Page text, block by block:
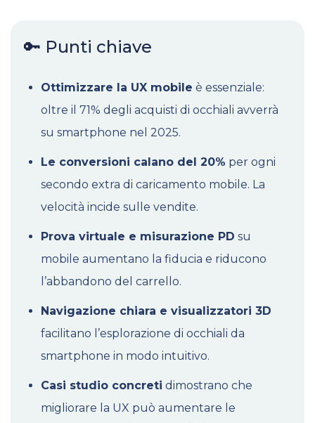
🔑 Punti chiave
Ottimizzare la UX mobile è essenziale:
oltre il 71% degli acquisti di occhiali avverrà
su smartphone nel 2025.
Le conversioni calano del 20% per ogni
secondo extra di caricamento mobile. La
velocità incide sulle vendite.
Prova virtuale e misurazione PD su
mobile aumentano la fiducia e riducono
l’abbandono del carrello.
Navigazione chiara e visualizzatori 3D
facilitano l’esplorazione di occhiali da
smartphone in modo intuitivo.
Casi studio concreti dimostrano che
migliorare la UX può aumentare le